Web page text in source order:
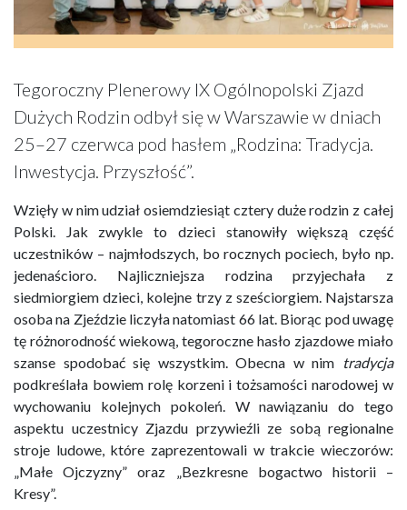
Tegoroczny Plenerowy IX Ogólnopolski Zjazd
Dużych Rodzin odbył się w Warszawie w dniach
25–27 czerwca pod hasłem „Rodzina: Tradycja.
Inwestycja. Przyszłość”.
Wzięły w nim udział osiemdziesiąt cztery duże rodzin z całej
Polski. Jak zwykle to dzieci stanowiły większą część
uczestników – najmłodszych, bo rocznych pociech, było np.
jedenaścioro. Najliczniejsza rodzina przyjechała z
siedmiorgiem dzieci, kolejne trzy z sześciorgiem. Najstarsza
osoba na Zjeździe liczyła natomiast 66 lat. Biorąc pod uwagę
tę różnorodność wiekową, tegoroczne hasło zjazdowe miało
szanse spodobać się wszystkim. Obecna w nim tradycja
podkreślała bowiem rolę korzeni i tożsamości narodowej w
wychowaniu kolejnych pokoleń. W nawiązaniu do tego
aspektu uczestnicy Zjazdu przywieźli ze sobą regionalne
stroje ludowe, które zaprezentowali w trakcie wieczorów:
„Małe Ojczyzny” oraz „Bezkresne bogactwo historii –
Kresy”.